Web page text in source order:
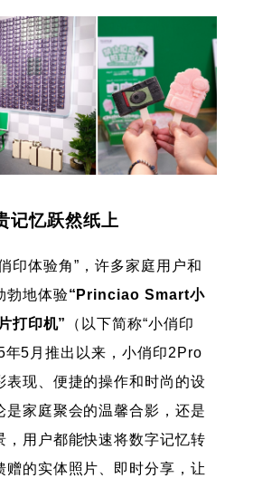
记忆跃然纸上
体验角”，许多家庭用户和
勃地体验“Princiao Smart小
打印机”
（以下简称“小俏印
年5月推出以来，小俏印2Pro
表现、便捷的操作和时尚的设
是家庭聚会的温馨合影，还是
，用户都能快速将数字记忆转
赠的实体照片、即时分享，让